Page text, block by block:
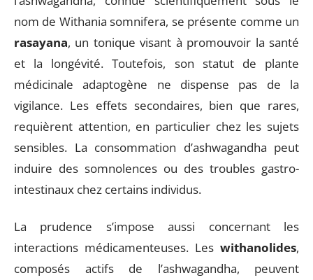
nom de Withania somnifera, se présente comme un
rasayana, un tonique visant à promouvoir la santé
et la longévité. Toutefois, son statut de plante
médicinale adaptogène ne dispense pas de la
vigilance. Les effets secondaires, bien que rares,
requièrent attention, en particulier chez les sujets
sensibles. La consommation d’ashwagandha peut
induire des somnolences ou des troubles gastro-
intestinaux chez certains individus.
La prudence s’impose aussi concernant les
interactions médicamenteuses. Les withanolides,
composés actifs de l’ashwagandha, peuvent